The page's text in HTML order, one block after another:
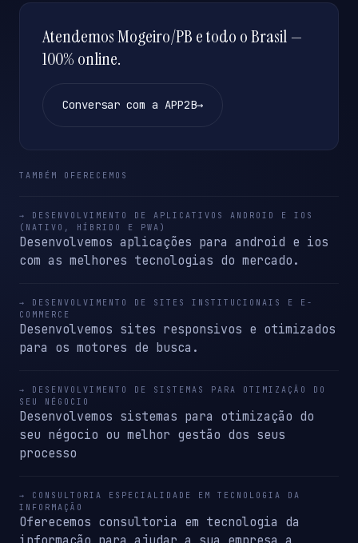
Atendemos Mogeiro/PB e todo o Brasil —
100% online.
Conversar com a APP2B→
TAMBÉM OFERECEMOS
→ DESENVOLVIMENTO DE APLICATIVOS ANDROID E IOS
(NATIVO, HÍBRIDO E PWA)
Desenvolvemos aplicações para android e ios
com as melhores tecnologias do mercado.
→ DESENVOLVIMENTO DE SITES INSTITUCIONAIS E E-
COMMERCE
Desenvolvemos sites responsivos e otimizados
para os motores de busca.
→ DESENVOLVIMENTO DE SISTEMAS PARA OTIMIZAÇÃO DO
SEU NÉGOCIO
Desenvolvemos sistemas para otimização do
seu négocio ou melhor gestão dos seus
processo
→ CONSULTORIA ESPECIALIDADE EM TECNOLOGIA DA
INFORMAÇÃO
Oferecemos consultoria em tecnologia da